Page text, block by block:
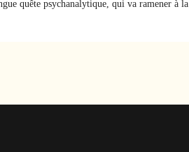
quête psychanalytique, qui va ramener à